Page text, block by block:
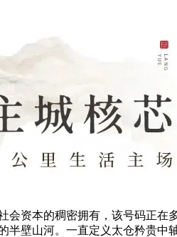
会资本的稠密拥有，该号码正
半壁山河。一直定义太仓矜贵中